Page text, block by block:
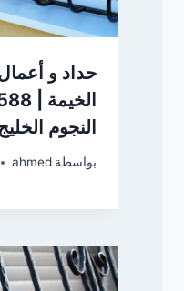
حداد و
النجوم
بواسطة ahmed